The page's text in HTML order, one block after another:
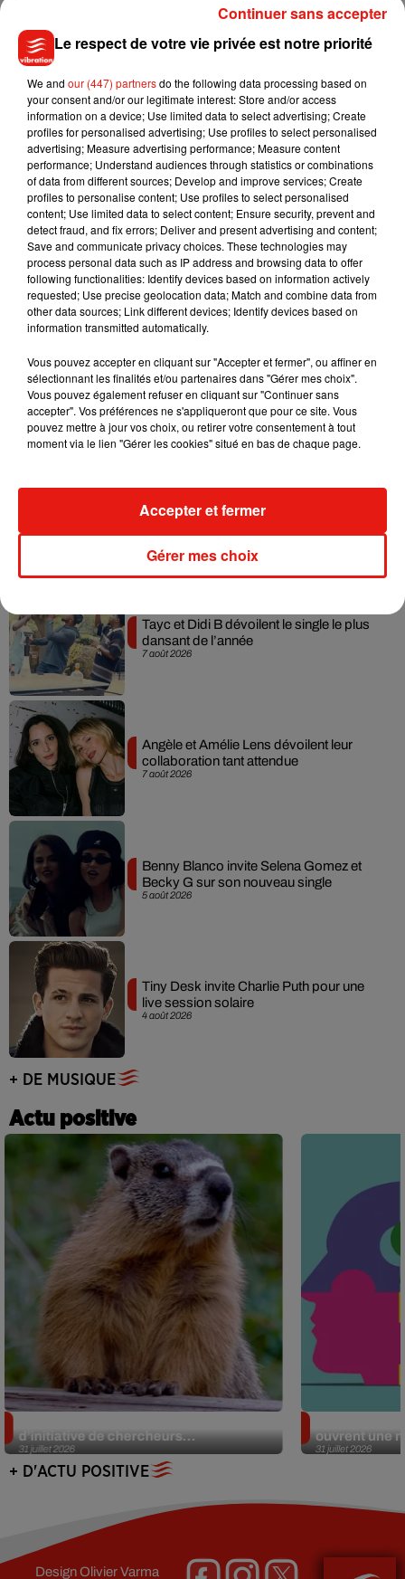
Lionsgate Films, avait laissé planer le mystère : "Si nous ne
sommes pas prêts à dévoiler nos plans pour un deuxième
film, nous pouvons toutefois vous dire que l’équipe créative
travaille dur afin de développer d’autres projets autour de
Michael après la sortie du premier film."
La deuxième partie devrait se concentrer sur les vingt
dernières années de sa vie. On arrive en tout cas à la fin d’un
long processus de création. Le projet a été lancé en 2019 et
ce biopic a subi de nombreuses modifications au fil des ans,
entre scènes retournées et sortie repoussée.
Musique
7 août 2026
Julien Lieb s’essaye à la vie de chatelain
dans son nouveau clip
Madonna sort enfin le remix de « Love
Sensation » avec Kylie Minogue
7 août 2026
Tayc et Didi B dévoilent le single le plus
dansant de l’année
7 août 2026
Angèle et Amélie Lens dévoilent leur
collaboration tant attendue
5 août 2026
Benny Blanco invite Selena Gomez et
Becky G sur son nouveau single
4 août 2026
Tiny Desk invite Charlie Puth pour une
live session solaire
+ DE MUSIQUE
Actu positive
31 juillet 2026
d’initiative de chercheurs...
31 juillet 2026
ouvrent une
+ D'ACTU POSITIVE
DesignOlivier Varma
Le respect de votre vie privée est notre priorité
We and our (447) partnersdo the following data processing based on
your consent and/or our legitimate interest: Store and/or access
information on a device; Use limited data to select advertising; Create
profiles for personalised advertising; Use profiles to select personalised
advertising; Measure advertising performance; Measure content
performance; Understand audiences through statistics or combinations
of data from different sources; Develop and improve services; Create
profiles to personalise content; Use profiles to select personalised
content; Use limited data to select content; Ensure security, prevent and
detect fraud, and fix errors; Deliver and present advertising and content;
Save and communicate privacy choices. These technologies may
process personal data such as IP address and browsing data to offer
following functionalities: Identify devices based on information actively
requested; Use precise geolocation data; Match and combine data from
other data sources; Link different devices; Identify devices based on
information transmitted automatically.
Vous pouvez accepter en cliquant sur "Accepter et fermer", ou affiner en
sélectionnant les finalités et/ou partenaires dans "Gérer mes choix".
Vous pouvez également refuser en cliquant sur "Continuer sans
accepter". Vos préférences ne s'appliqueront que pour ce site. Vous
pouvez mettre à jour vos choix, ou retirer votre consentement à tout
moment via le lien "Gérer les cookies" situé en bas de chaque page.
Gérer mes choix
Accepter et fermer
Continuer sans accepter